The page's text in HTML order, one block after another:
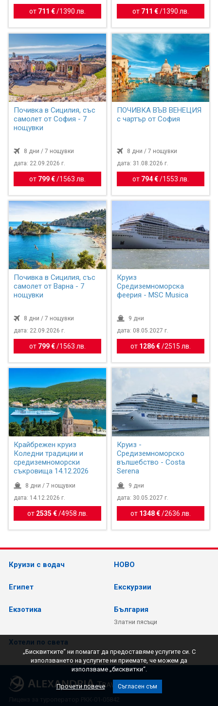
от 711 € / 1390 лв. от 711 €/ 1390 лв.
Почивка в Сицилия, със
самолет от София - 7
нощувки
8 дни / 7 нощувки
дата: 22.09.2026 г.
от 799 € / 1563 лв.
ПОЧИВКА ВЪВ ВЕНЕЦИЯ
с чартър от София
8 дни / 7 нощувки
дата: 31.08.2026 г.
от 794 €/ 1553 лв.
Почивка в Сицилия, със
самолет от Варна - 7
нощувки
8 дни / 7 нощувки
дата: 22.09.2026 г.
от 799 € / 1563 лв.
Круиз
Средиземноморска
феерия - MSC Musica
9 дни
дата: 08.05.2027 г.
от 1286 €/2515 лв.
Крайбрежен круиз
Коледни традиции и
средиземноморски
съкровища 14.12.2026
8 дни / 7 нощувки
дата: 14.12.2026 г.
от 2535 € /4958 лв.
Круиз -
Средиземноморско
вълшебство - Costa
Serena
9 дни
дата: 30.05.2027 г.
от 1348 €/2636 лв.
Круизи с водач НОВО
Египет Екскурзии
Екзотика България
Златни пясъци
Хотели по света
Лиценз за туроператор РКК-01-05842
„Бисквитките“ ни помагат да предоставяме услугите си. С
използването на услугите ни приемате, че можем да
използваме „бисквитки“.
Прочети повече Съгласен съм